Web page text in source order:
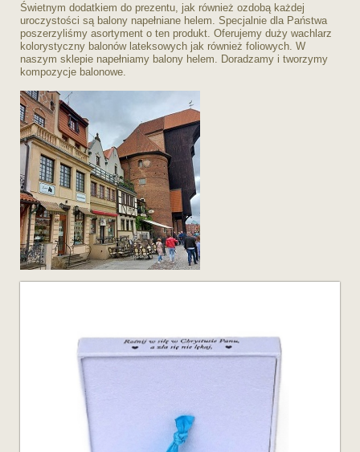
Świetnym dodatkiem do prezentu, jak również ozdobą każdej
uroczystości są balony napełniane helem. Specjalnie dla Państwa
poszerzyliśmy asortyment o ten produkt. Oferujemy duży wachlarz
kolorystyczny balonów lateksowych jak również foliowych. W
naszym sklepie napełniamy balony helem. Doradzamy i tworzymy
kompozycje balonowe.